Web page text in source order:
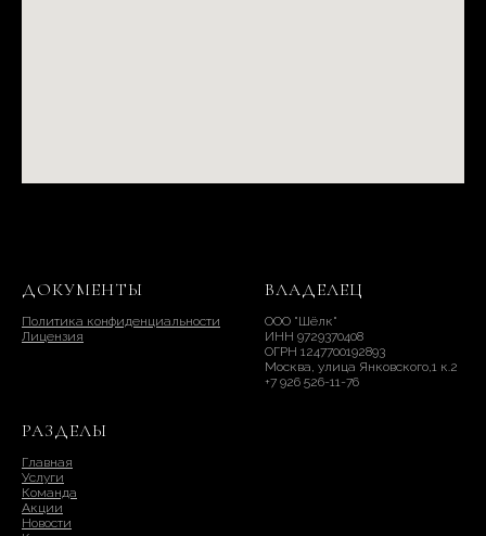
ДОКУМЕНТЫ
Политика конфиденциальности
Лицензия
ВЛАДЕЛЕЦ
ООО "Шёлк"
ИНН 9729370408
ОГРН 1247700192893
Москва, улица Янковского,1 к.2
+7 926 526-11-76
РАЗДЕЛЫ
Главная
Услуги
Команда
Акции
Новости